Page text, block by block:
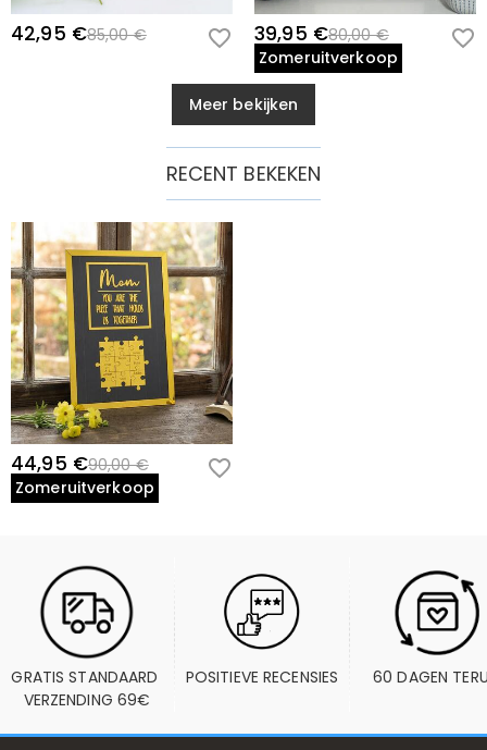
42,95 €85,00 € 39,95 €80,00 €
Zomeruitverkoop
Meer bekijken
RECENT BEKEKEN
44,95 €90,00 €
Zomeruitverkoop
GRATIS STANDAARD
VERZENDING 69€
POSITIEVE RECENSIES 60 DAGEN